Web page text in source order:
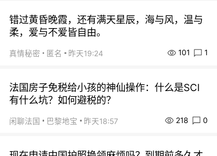
错过黄昏晚霞，还有满天星辰，海与风，温与
柔，爱与不爱皆自由。
真情秘密 匿名 昨天19:24 101 1
法国房子免税给小孩的神仙操作：什么是SCI
有什么坑？如何避税的？
闲聊法国 巴黎地宝 昨天18:57 218 0